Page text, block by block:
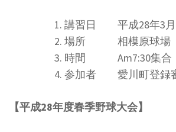
講習日 平成28年3月
場所 相模原球場
時間 Am7:30集合
参加者 愛川町登録
【平成28年度春季野球大会】